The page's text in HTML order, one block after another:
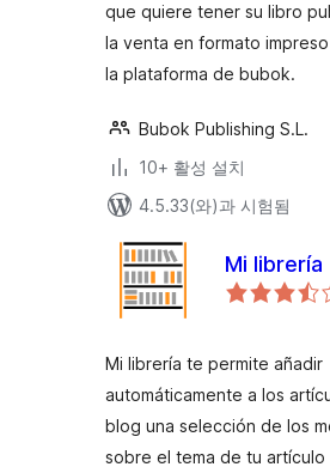
que quiere tener su libro
la venta en formato
la plataforma de bubok.
Bubok Publishing S.L.
10+ 활성 설치
4.5.33(와)과 시험됨
Mi librería
Mi librería te permite añadir
automáticamente a los
blog una selección de los
sobre el tema de tu artículo